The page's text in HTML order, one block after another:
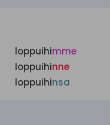
loppuihimme
loppuihinne
loppuihinsa